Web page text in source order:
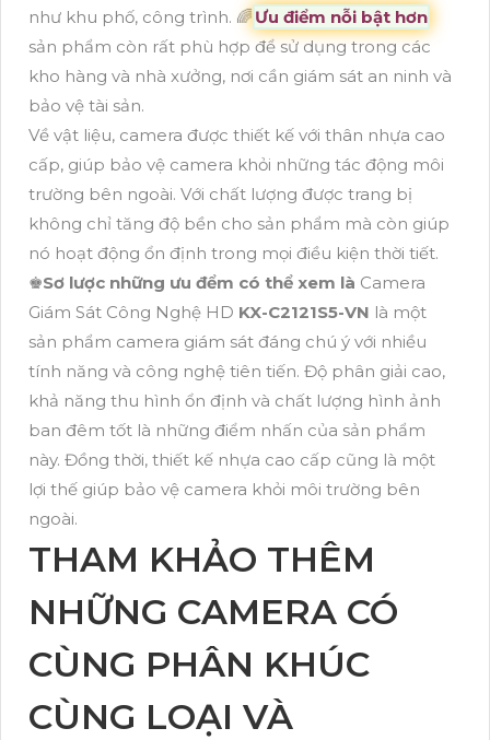
như khu phố, công trình. 🌈 Ưu điểm nỗi bật hơn
sản phẩm còn rất phù hợp để sử dụng trong các
kho hàng và nhà xưởng, nơi cần giám sát an ninh và
bảo vệ tài sản.
Về vật liệu, camera được thiết kế với thân nhựa cao
cấp, giúp bảo vệ camera khỏi những tác động môi
trường bên ngoài. Với chất lượng được trang bị
không chỉ tăng độ bền cho sản phẩm mà còn giúp
nó hoạt động ổn định trong mọi điều kiện thời tiết.
♚Sơ lược những ưu đểm có thể xem là Camera
Giám Sát Công Nghệ HD KX-C2121S5-VN là một
sản phẩm camera giám sát đáng chú ý với nhiều
tính năng và công nghệ tiên tiến. Độ phân giải cao,
khả năng thu hình ổn định và chất lượng hình ảnh
ban đêm tốt là những điểm nhấn của sản phẩm
này. Đồng thời, thiết kế nhựa cao cấp cũng là một
lợi thế giúp bảo vệ camera khỏi môi trường bên
ngoài.
THAM KHẢO THÊM
NHỮNG CAMERA CÓ
CÙNG PHÂN KHÚC
CÙNG LOẠI VÀ